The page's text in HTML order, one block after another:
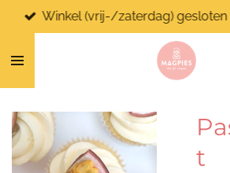
direct
naar
Winkel (vrij-/zaterdag)
t